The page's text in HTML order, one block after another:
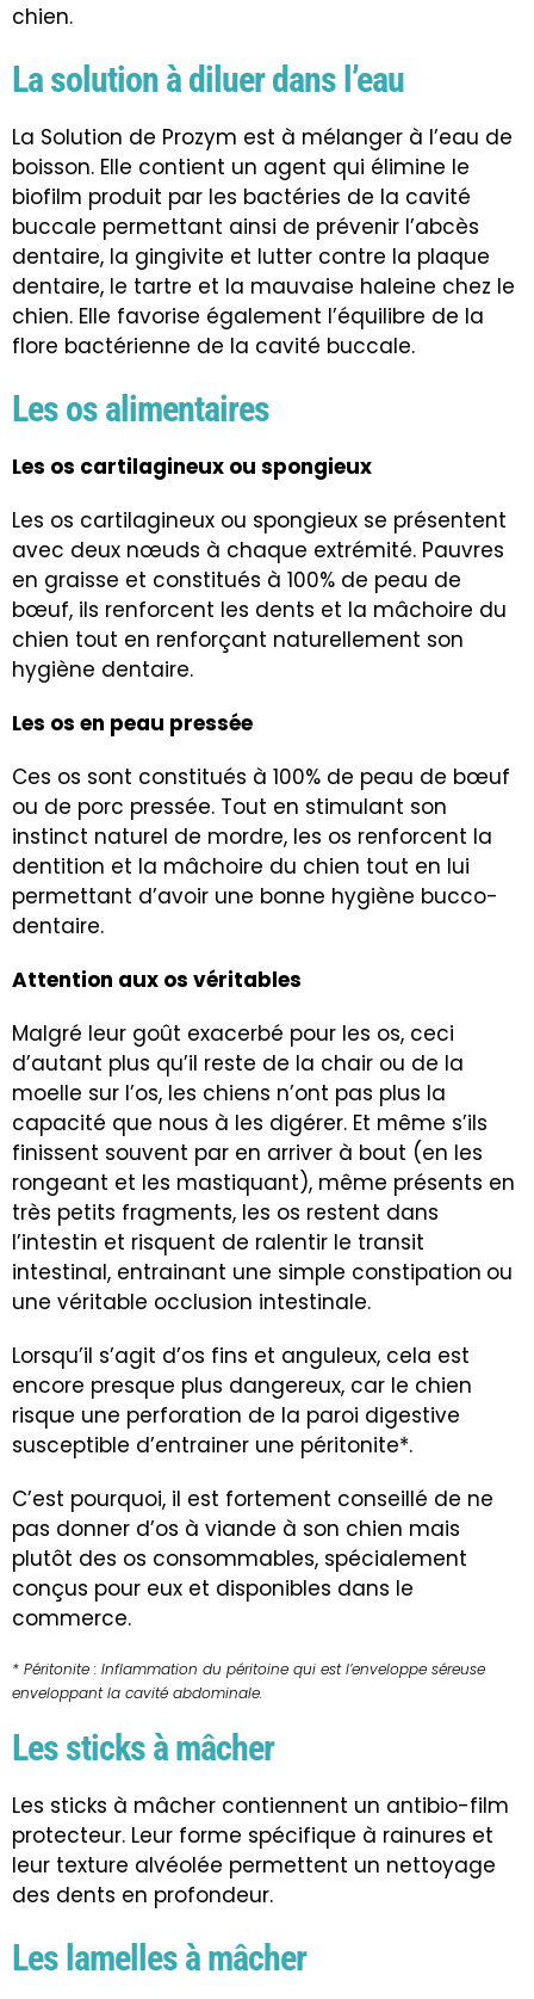
chien.
La solution à diluer dans l’eau
La Solution de Prozym est à mélanger à l’eau de
boisson. Elle contient un agent qui élimine le
biofilm produit par les bactéries de la cavité
buccale permettant ainsi de prévenir l’abcès
dentaire, la gingivite et lutter contre la plaque
dentaire, le tartre et la mauvaise haleine chez le
chien. Elle favorise également l’équilibre de la
flore bactérienne de la cavité buccale.
Les os alimentaires
Les os cartilagineux ou spongieux
Les os cartilagineux ou spongieux se présentent
avec deux nœuds à chaque extrémité. Pauvres
en graisse et constitués à 100% de peau de
bœuf, ils renforcent les dents et la mâchoire du
chien tout en renforçant naturellement son
hygiène dentaire.
Les os en peau pressée
Ces os sont constitués à 100% de peau de bœuf
ou de porc pressée. Tout en stimulant son
instinct naturel de mordre, les os renforcent la
dentition et la mâchoire du chien tout en lui
permettant d’avoir une bonne hygiène bucco-
dentaire.
Attention aux os véritables
Malgré leur goût exacerbé pour les os, ceci
d’autant plus qu’il reste de la chair ou de la
moelle sur l’os, les chiens n’ont pas plus la
capacité que nous à les digérer. Et même s’ils
finissent souvent par en arriver à bout (en les
rongeant et les mastiquant), même présents en
très petits fragments, les os restent dans
l’intestin et risquent de ralentir le transit
intestinal, entrainant une simple constipation ou
une véritable occlusion intestinale.
Lorsqu’il s’agit d’os fins et anguleux, cela est
encore presque plus dangereux, car le chien
risque une perforation de la paroi digestive
susceptible d’entrainer une péritonite*.
C’est pourquoi, il est fortement conseillé de ne
pas donner d’os à viande à son chien mais
plutôt des os consommables, spécialement
conçus pour eux et disponibles dans le
commerce.
* Péritonite : Inflammation du péritoine qui est l’enveloppe séreuse
enveloppant la cavité abdominale.
Les sticks à mâcher
Les sticks à mâcher contiennent un antibio-film
protecteur. Leur forme spécifique à rainures et
leur texture alvéolée permettent un nettoyage
des dents en profondeur.
Les lamelles à mâcher